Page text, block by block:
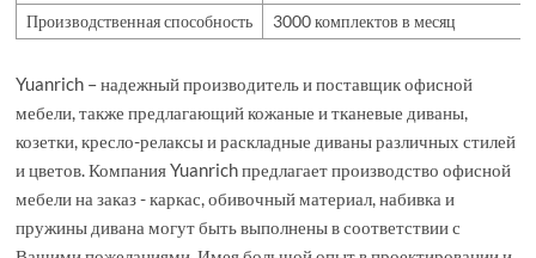
Производственная способность
3000 комплектов в месяц
Yuanrich – надежный производитель и поставщик офисной
мебели, также предлагающий кожаные и тканевые диваны,
козетки, кресло-релаксы и раскладные диваны различных стилей
и цветов. Компания Yuanrich предлагает производство офисной
мебели на заказ - каркас, обивочный материал, набивка и
пружины дивана могут быть выполнены в соответствии с